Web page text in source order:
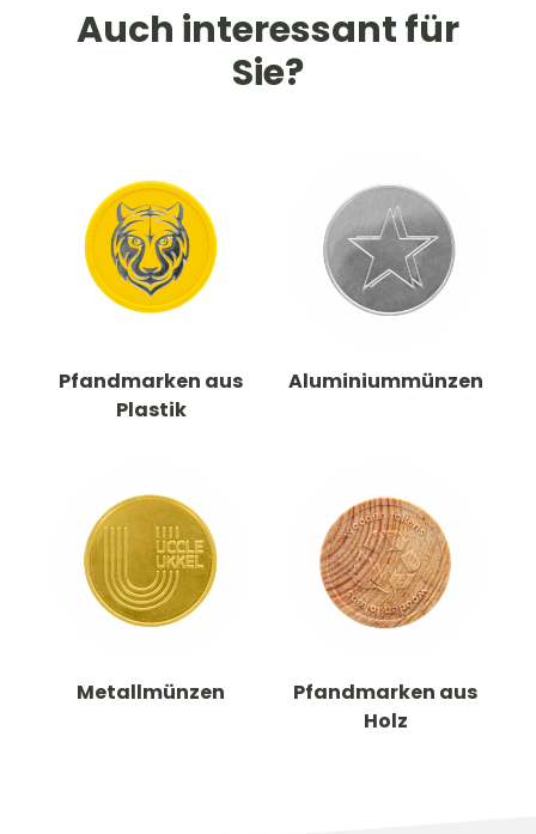
Auch interessant für
Sie?
Pfandmarken aus
Plastik
Aluminiummünzen
Metallmünzen
Pfandmarken aus
Holz